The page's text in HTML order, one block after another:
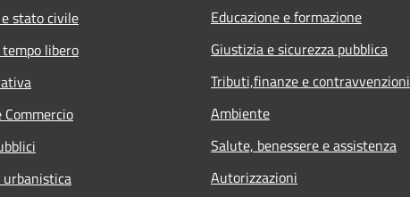
stato civile
libero
Commercio
urbanistica
Educazione e formazione
Giustizia e sicurezza pubblica
Tributi,finanze e contravvenzioni
Ambiente
Salute, benessere e assistenza
Autorizzazioni